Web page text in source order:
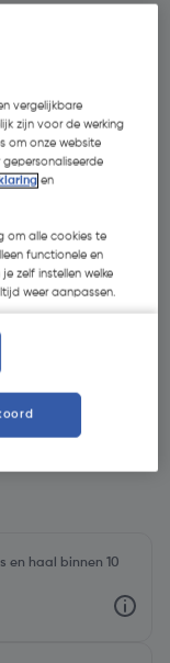
- 34 %
en haal binnen 10
vergelijkbare
zijn voor de werking
om onze website
en
om alle cookies te
functionele en
zelf instellen welke
weer aanpassen.